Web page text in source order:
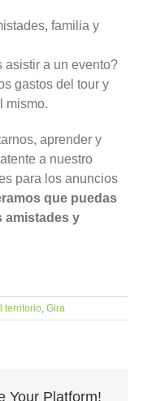
familia y
a un evento?
gastos del tour y
mismo.
aprender y
a nuestro
para los anuncios
que puedas
amistades y
territorio, Gira
Your Platform!